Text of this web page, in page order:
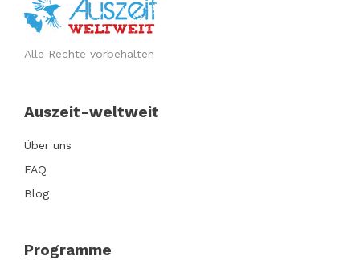
Alle Rechte vorbehalten
Auszeit-weltweit
Über uns
FAQ
Blog
Programme